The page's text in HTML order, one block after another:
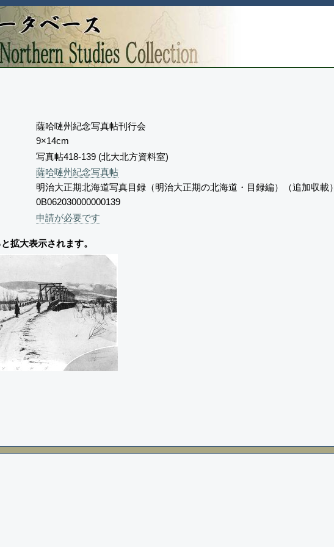
薩哈嗹州紀念写真帖刊行会
9×14cm
写真帖418-139 (北大北方資料室)
薩哈嗹州紀念写真帖
明治大正期北海道写真目録（明治大正期の北海道・目録編）（追加収載）
0B062030000000139
申請が必要です
拡大表示されます。